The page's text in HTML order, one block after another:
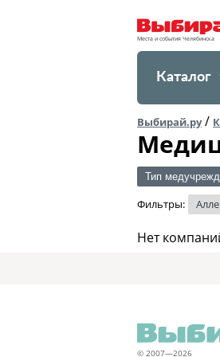
Места и события Челябинска
Каталог
Выбирай.ру/
Тип
Фильтры:
Нет
© 2007—2026